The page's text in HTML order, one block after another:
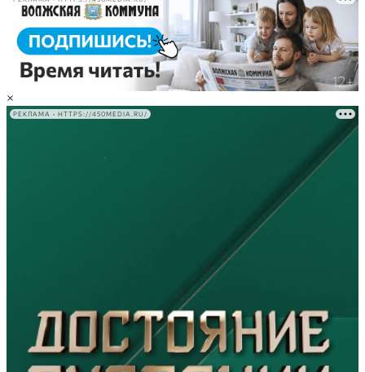
×
РЕКЛАМА • HTTPS://450MEDIA.RU/